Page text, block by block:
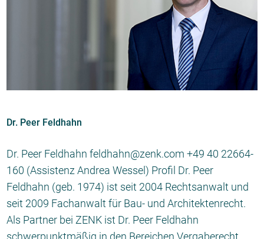
Dr. Peer Feldhahn
Dr. Peer Feldhahn feldhahn@zenk.com +49 40 22664-
160 (Assistenz Andrea Wessel) Profil Dr. Peer
Feldhahn (geb. 1974) ist seit 2004 Rechtsanwalt und
seit 2009 Fachanwalt für Bau- und Architektenrecht.
Als Partner bei ZENK ist Dr. Peer Feldhahn
schwerpunktmäßig in den Bereichen Vergaberecht,